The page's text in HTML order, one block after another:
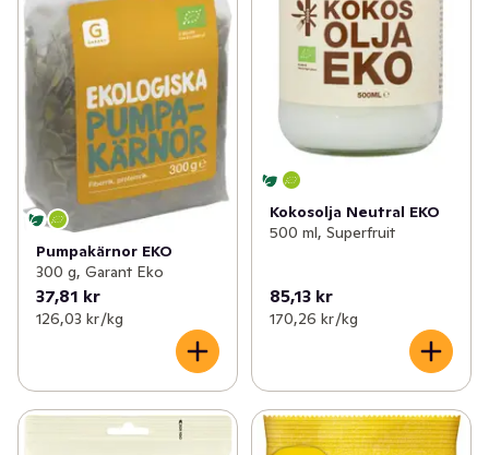
Pumpakärnor EKO
300 g, Garant Eko
37,81 kr
126,03 kr /kg
Kokosolja Neutral EKO
500 ml, Superfruit
85,13 kr
170,26 kr /kg